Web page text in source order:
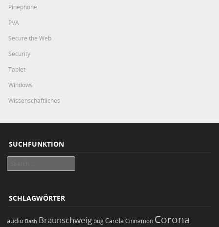
Pinephone
PVA
Secure the Web
Security
Tablet
Windows
Wissenschaftliches
SUCHFUNKTION
SCHLAGWÖRTER
audio Bash Braunschweig bugCarola Cinnamon Corona